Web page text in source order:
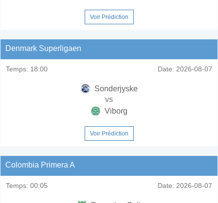
Voir Prédiction
Denmark Superligaen
Temps: 18:00 Date: 2026-08-07
Sonderjyske
vs
Viborg
Voir Prédiction
Colombia Primera A
Temps: 00:05 Date: 2026-08-07